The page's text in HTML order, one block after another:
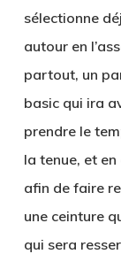
sélectionne
autour en
partout, un
basic qui ira
prendre le
la tenue, et
afin de faire
une ceinture
qui sera